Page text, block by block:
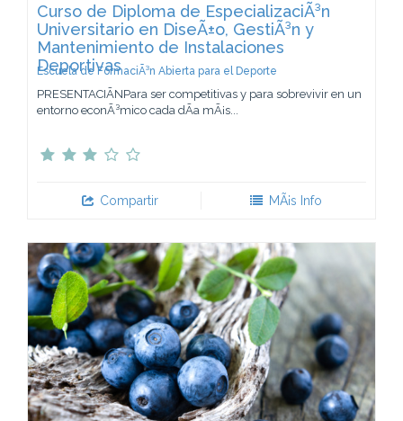
Curso de Diploma de EspecializaciÃ³n
Universitario en DiseÃ±o, GestiÃ³n y
Mantenimiento de Instalaciones
Deportivas
Escuela de FormaciÃ³n Abierta para el Deporte
PRESENTACIÃNPara ser competitivas y para sobrevivir en un
entorno econÃ³mico cada dÃ­a mÃ¡s...
Compartir MÃ¡s Info